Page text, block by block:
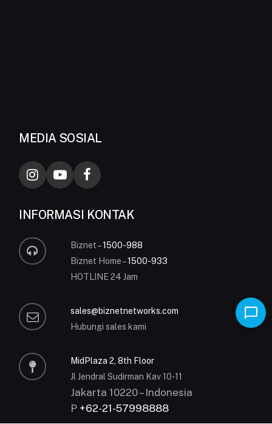
MEDIA SOSIAL
INFORMASI KONTAK
Biznet –1500-988
Biznet Home –1500-933
HOTLINE 24 Jam
sales@biznetnetworks.com
Hubungi sales kami
MidPlaza 2, 8th Floor
Jl Jendral Sudirman Kav 10-11
Jakarta 10220 – Indonesia
P +62-21-57998888